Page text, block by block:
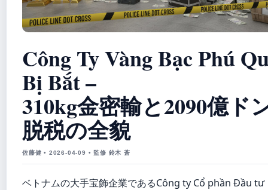
Công Ty Vàng Bạc Phú
Bị Bắt –
310kg金密輸と2090億ド
脱税の全貌
佐藤健 • 2026-04-09 • 監修 鈴木 蒼
ベトナムの大手宝飾企業であるCông ty Cổ phần Đầu tư